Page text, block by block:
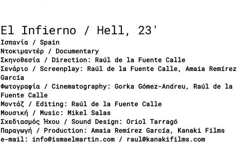
El Infierno / Hell, 23'
Ισπανία / Spain
Ντοκιμαντέρ / Documentary
Σκηνοθεσία / Direction: Raúl de la Fuente Calle
Σενάριο / Screenplay: Raúl de la Fuente Calle, Amaia Remírez
García
Φωτογραφία / Cinematography: Gorka Gómez-Andreu, Raúl de la
Fuente Calle
Μοντάζ / Editing: Raúl de la Fuente Calle
Μουσική / Music: Mikel Salas
Σχεδιασμός Ήχου / Sound Design: Oriol Tarragó
Παραγωγή / Production: Amaia Remírez García, Kanaki Films
e-mail: info@ismaelmartin.com /
raul@kanakifilms.com